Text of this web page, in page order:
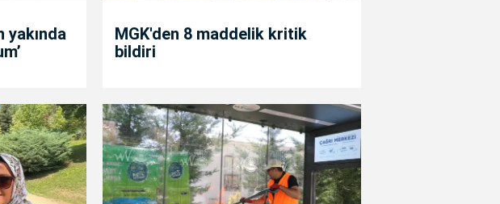
yakında
MGK'den 8 maddelik kritik
bildiri